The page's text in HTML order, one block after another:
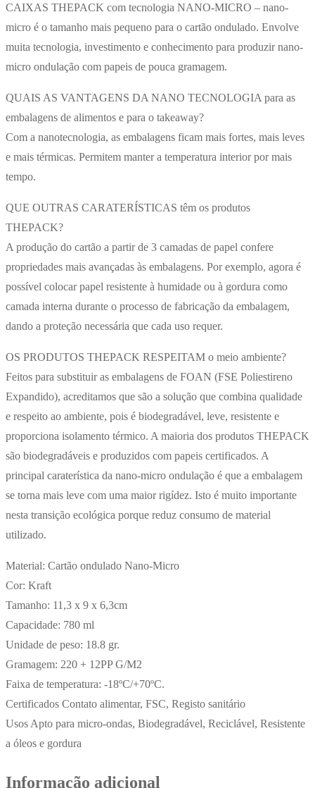
CAIXAS THEPACK com tecnologia NANO-MICRO – nano-
micro é o tamanho mais pequeno para o cartão ondulado. Envolve
muita tecnologia, investimento e conhecimento para produzir nano-
micro ondulação com papeis de pouca gramagem.
QUAIS AS VANTAGENS DA NANO TECNOLOGIA para as
embalagens de alimentos e para o takeaway?
Com a nanotecnologia, as embalagens ficam mais fortes, mais leves
e mais térmicas. Permitem manter a temperatura interior por mais
tempo.
QUE OUTRAS CARATERÍSTICAS têm os produtos
THEPACK?
A produção do cartão a partir de 3 camadas de papel confere
propriedades mais avançadas às embalagens. Por exemplo, agora é
possível colocar papel resistente à humidade ou à gordura como
camada interna durante o processo de fabricação da embalagem,
dando a proteção necessária que cada uso requer.
OS PRODUTOS THEPACK RESPEITAM o meio ambiente?
Feitos para substituir as embalagens de FOAN (FSE Poliestireno
Expandido), acreditamos que são a solução que combina qualidade
e respeito ao ambiente, pois é biodegradável, leve, resistente e
proporciona isolamento térmico. A maioria dos produtos THEPACK
são biodegradáveis e produzidos com papeis certificados. A
principal caraterística da nano-micro ondulação é que a embalagem
se torna mais leve com uma maior rigídez. Isto é muito importante
nesta transição ecológica porque reduz consumo de material
utilizado.
Material: Cartão ondulado Nano-Micro
Cor: Kraft
Tamanho: 11,3 x 9 x 6,3cm
Capacidade: 780 ml
Unidade de peso: 18.8 gr.
Gramagem: 220 + 12PP G/M2
Faixa de temperatura: -18ºC/+70ºC.
Certificados Contato alimentar, FSC, Registo sanitário
Usos Apto para micro-ondas, Biodegradável, Reciclável, Resistente
a óleos e gordura
Informação adicional